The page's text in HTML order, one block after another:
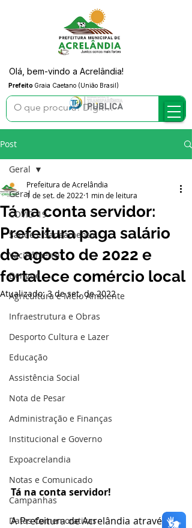
Prefeito Graia Caetano (União Brasil)
Olá, bem-vindo a Acrelândia!
Post
Geral
COVID-19
Saúde e Saneamento
Vacinômetro
Dengue
Agricultura e Meio Ambiente
Infraestrutura e Obras
Desporto Cultura e Lazer
Educação
Assistência Social
Nota de Pesar
Administração e Finanças
Institucional e Governo
Expoacrelandia
Notas e Comunicado
Campanhas
Datas Comemorativas
Geral
Tá na conta servidor:
Prefeitura paga salário
de agosto de 2022 e
fortalece comércio local
Prefeitura de Acrelândia
1 de set. de 2022 1 min de leitura
Atualizado:3 de set. de 2022
Tá na conta servidor!
A Prefeitura de Acrelândia através da